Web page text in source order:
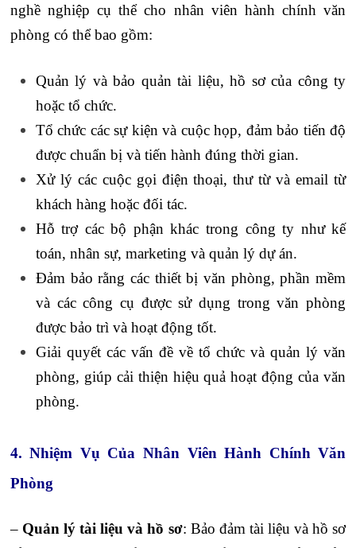
nghề nghiệp cụ thể cho nhân viên hành chính văn
phòng có thể bao gồm:
Quản lý và bảo quản tài liệu, hồ sơ của công ty
hoặc tổ chức.
Tổ chức các sự kiện và cuộc họp, đảm bảo tiến độ
được chuẩn bị và tiến hành đúng thời gian.
Xử lý các cuộc gọi điện thoại, thư từ và email từ
khách hàng hoặc đối tác.
Hỗ trợ các bộ phận khác trong công ty như kế
toán, nhân sự, marketing và quản lý dự án.
Đảm bảo rằng các thiết bị văn phòng, phần mềm
và các công cụ được sử dụng trong văn phòng
được bảo trì và hoạt động tốt.
Giải quyết các vấn đề về tổ chức và quản lý văn
phòng, giúp cải thiện hiệu quả hoạt động của văn
phòng.
4. Nhiệm Vụ Của Nhân Viên Hành Chính Văn
Phòng
– Quản lý tài liệu và hồ sơ: Bảo đảm tài liệu và hồ sơ